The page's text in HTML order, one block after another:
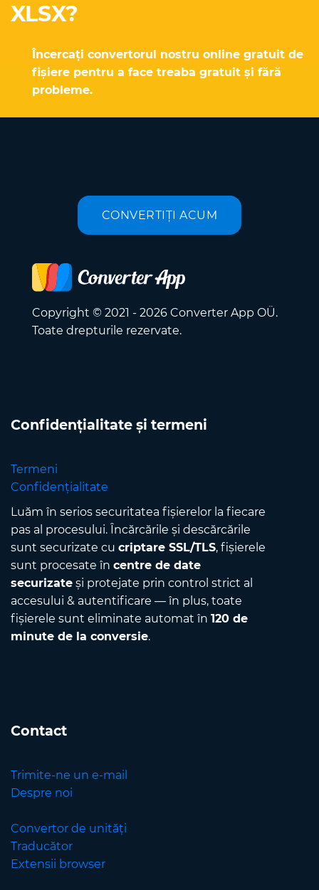
XLSX?
Încercați convertorul nostru online gratuit de
fișiere pentru a face treaba gratuit și fără
probleme.
CONVERTIȚI ACUM
Copyright © 2021 - 2026 Converter App OÜ.
Toate drepturile rezervate.
Confidențialitate și termeni
Termeni
Confidențialitate
Luăm în serios securitatea fișierelor la fiecare
pas al procesului. Încărcările și descărcările
sunt securizate cu criptare SSL/TLS, fișierele
sunt procesate în centre de date
securizate și protejate prin control strict al
accesului & autentificare — în plus, toate
fișierele sunt eliminate automat în 120 de
minute de la conversie.
Contact
Trimite-ne un e-mail
Despre noi
Convertor de unități
Traducător
Extensii browser